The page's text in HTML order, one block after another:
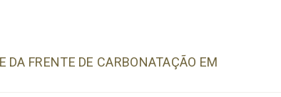
DA FRENTE DE CARBONATAÇÃO EM